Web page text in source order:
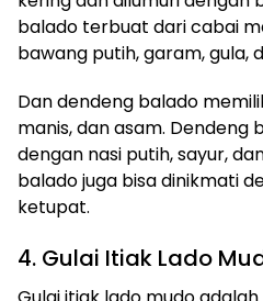
balado terbuat dari cabai
bawang putih, garam, gula,
Dan dendeng balado
manis, dan asam. Dendeng
dengan nasi putih, sayur,
balado juga bisa dinikmati
ketupat.
4. Gulai Itiak Lado